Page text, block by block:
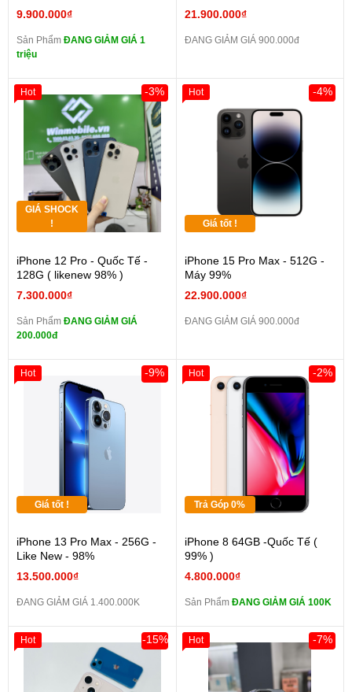
9.900.000₫
Sản Phẩm ĐANG GIẢM GIÁ 1
triệu
21.900.000₫
ĐANG GIẢM GIÁ 900.000đ
GIÁ SHOCK
!
iPhone 12 Pro - Quốc Tế -
128G ( likenew 98% )
7.300.000₫
-3%
Sản Phẩm ĐANG GIẢM GIÁ
200.000đ
Hot
Giá tốt !
iPhone 15 Pro Max - 512G -
Máy 99%
22.900.000₫
-4%
ĐANG GIẢM GIÁ 900.000đ
Hot
Giá tốt !
iPhone 13 Pro Max - 256G -
Like New - 98%
13.500.000₫
-9%
ĐANG GIẢM GIÁ 1.400.000K
Hot
Trả Góp 0%
iPhone 8 64GB -Quốc Tế (
99% )
4.800.000₫
-2%
Sản Phẩm ĐANG GIẢM GIÁ 100K
Hot
-15%
Hot -7%
Hot